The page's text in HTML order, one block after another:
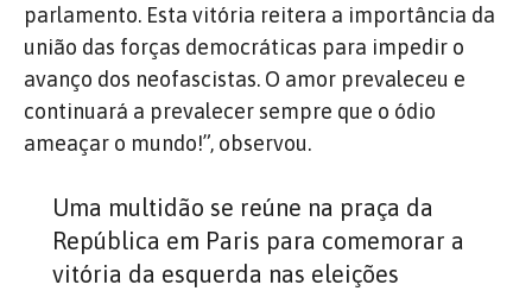
parlamento. Esta vitória reitera a importância da
união das forças democráticas para impedir o
avanço dos neofascistas. O amor prevaleceu e
continuará a prevalecer sempre que o ódio
ameaçar o mundo!”, observou.
Uma multidão se reúne na praça da
República em Paris para comemorar a
vitória da esquerda nas eleições